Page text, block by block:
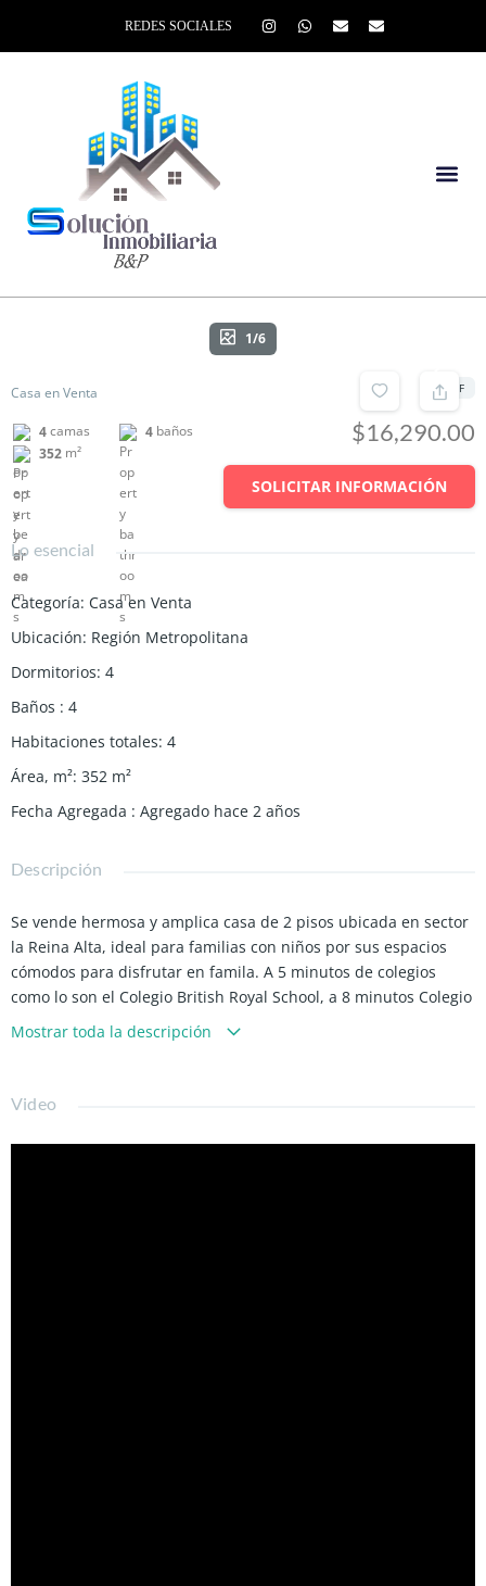
REDES SOCIALES
1/6
Casa en Venta
4camas 4 baños
352 m²
$16,290.00
UF
SOLICITAR INFORMACIÓN
Lo esencial
Categoría: Casa en Venta
Ubicación: Región Metropolitana
Dormitorios: 4
Baños : 4
Habitaciones totales: 4
Área, m²: 352 m²
Fecha Agregada : Agregado hace 2 años
Descripción
Se vende hermosa y amplica casa de 2 pisos ubicada en sector
la Reina Alta, ideal para familias con niños por sus espacios
cómodos para disfrutar en famila. A 5 minutos de colegios
como lo son el Colegio British Royal School, a 8 minutos Colegio
Andrée, cercana a supermercados, farmacias y plazas.
-Hall de entrada.
Mostrar toda la descripción
Video